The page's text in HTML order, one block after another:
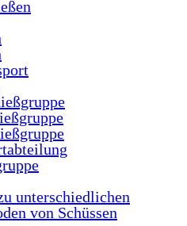
unterschiedlichen
von Schüssen